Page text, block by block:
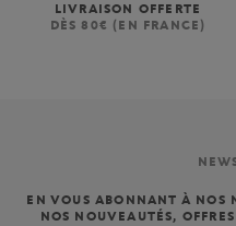
LIVRAISON OFFERTE
DÈS 80€ (EN FRANCE)
EN VOUS ABONNANT À NOS
NOS NOUVEAUTÉS,